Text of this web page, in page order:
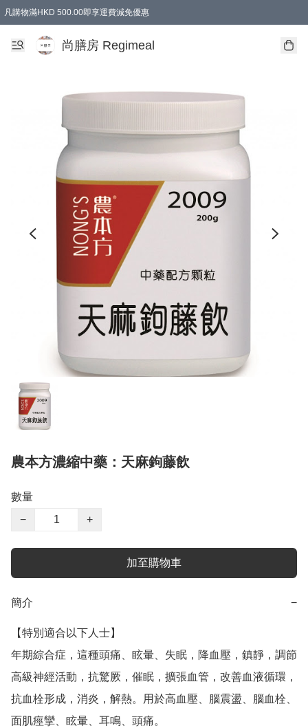
凡購物滿HKD 500.00即享運費減免優惠
尚膳房 Regimeal
農本方濃縮中藥：天麻鉤藤飲
數量
−
+
加至購物車
簡介 −
【特別適合以下人士】
年期綜合症，這種頭痛、眩暈、失眠，降血壓，鎮靜，調節
高級神經活動，抗驚厥，催眠，擴張血管，改善血液循環，
抗血栓形成，消炎，解熱。用於高血壓、腦震盪、腦血栓、
面肌痙攣、眩暈、耳鳴、頭痛。